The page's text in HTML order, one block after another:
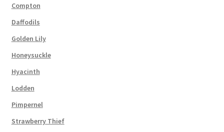
Compton
Daffodils
Golden Lily
Honeysuckle
Hyacinth
Lodden
Pimpernel
Strawberry Thief